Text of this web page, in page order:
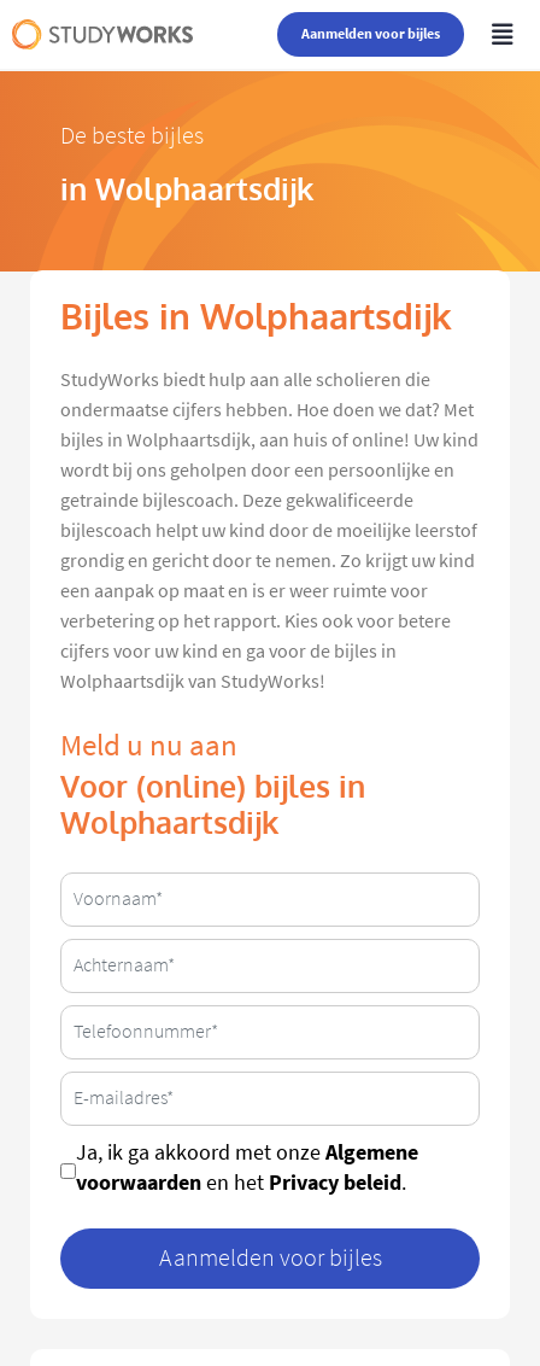
Aanmelden voor bijles
De beste bijles
in Wolphaartsdijk
Bijles in Wolphaartsdijk
StudyWorks biedt hulp aan alle scholieren die
ondermaatse cijfers hebben. Hoe doen we dat? Met
bijles in Wolphaartsdijk, aan huis of online! Uw kind
wordt bij ons geholpen door een persoonlijke en
getrainde bijlescoach. Deze gekwalificeerde
bijlescoach helpt uw kind door de moeilijke leerstof
grondig en gericht door te nemen. Zo krijgt uw kind
een aanpak op maat en is er weer ruimte voor
verbetering op het rapport. Kies ook voor betere
cijfers voor uw kind en ga voor de bijles in
Wolphaartsdijk van StudyWorks!
Meld u nu aan
Voor (online) bijles in
Wolphaartsdijk
Ja, ik ga akkoord met onzeAlgemene
voorwaardenen het Privacy beleid.
Aanmelden voor bijles